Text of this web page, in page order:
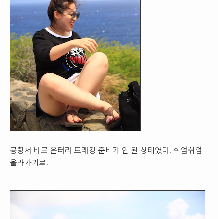
공항서 바로 온터라 트래킹 준비가 안 된 상태였다. 쉬엄쉬엄
올라가기로.